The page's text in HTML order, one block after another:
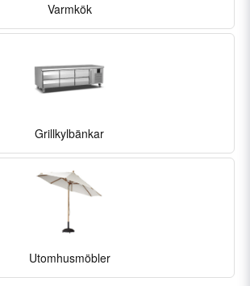
Varmkök
Grillkylbänkar
Utomhusmöbler